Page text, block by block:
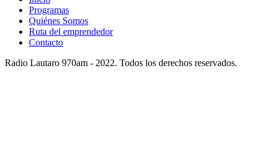
Programas
Quiénes Somos
Ruta del emprendedor
Contacto
Radio Lautaro 970am - 2022. Todos los derechos reservados.